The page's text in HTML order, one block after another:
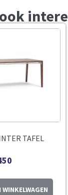
TAFEL